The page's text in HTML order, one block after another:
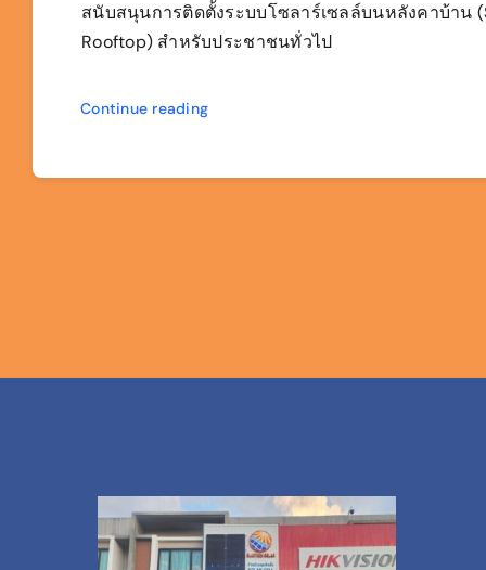
สนับสนุนการติดตั้งระบบโซลาร์เซลล์บนหลังคาบ้าน
Rooftop) สำหรับประชาชนทั่วไป
Continue reading